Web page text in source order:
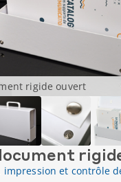
rigide ouvert
impression et contrôle